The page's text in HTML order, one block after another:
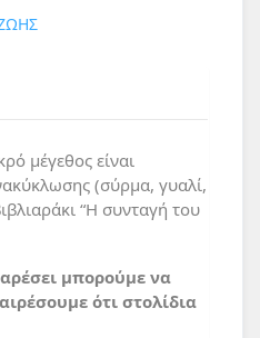
μέγεθος είναι
(σύρμα, γυαλί,
“Η συνταγή του
μπορούμε να
ότι στολίδια